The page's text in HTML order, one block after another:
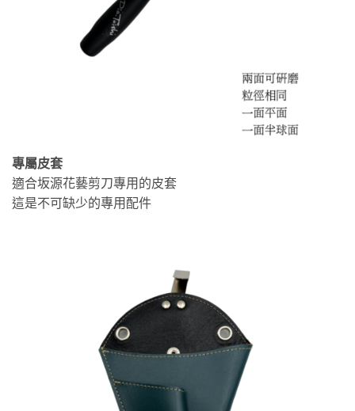
專屬皮套
適合坂源花藝剪刀專用的皮套
這是不可缺少的專用配件